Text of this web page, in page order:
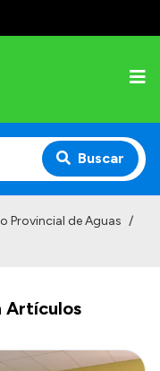
Buscar
Provincial de Aguas /
Artículos